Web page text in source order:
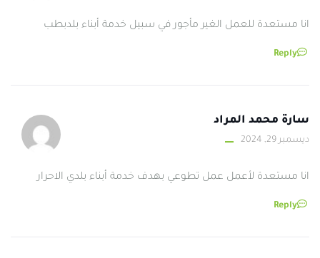
انا مستعدة للعمل الغير مأجور في سبيل خدمة أبناء بلدبطب
Reply
سارة محمد المراد
ديسمبر 29, 2024
انا مستعدة لأعمل عمل تطوعي بهدف خدمة أبناء بلدي الاحرار
Reply